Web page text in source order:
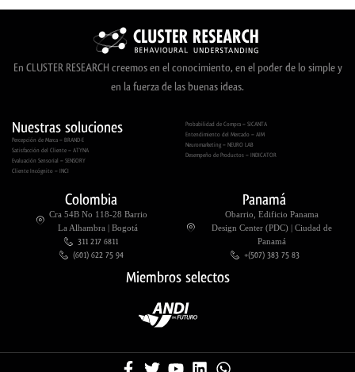
En CLUSTER RESEARCH creemos en el conocimiento, en el poder de lo simple y
en la fuerza de las buenas ideas.
Nuestras soluciones
Percepción de Marca – BRAND-E
Satisfacción del Cliente – ATYNA
Evaluación Sensorial – SENSORY
Cliente Incógnito – INCI
Probabilidad de Compra – SICANTA
Entendimiento del Mercado – AIM
Neuromarketing – NEURO LAB
Desempeño de Productos – INDICATOR
Colombia
Cra 54B No 118-28 Barrio
La Alhambra | Bogotá
311 217 6811
(601) 622 75 94
Panamá
Obarrio, Edificio Panama
Design Center (PDC) | Ciudad de
Panamá
+(507) 383 75 83
Miembros selectos